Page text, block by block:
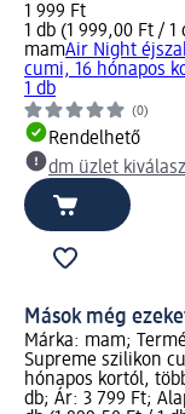
1 999 Ft
1 db (1 999,00 Ft / 1
mamAir Night
cumi, 16 hónapos
1 db
(0)
Rendelhető
dm üzlet
Mások még
Márka: mam;
Supreme szilikon
hónapos kortól,
db; Ár: 3 799 Ft;